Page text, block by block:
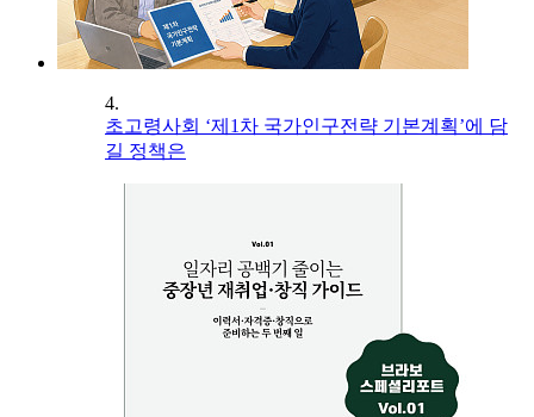
4.
초고령사회 ‘제1차 국가인구전략 기본계획’에 담
길 정책은